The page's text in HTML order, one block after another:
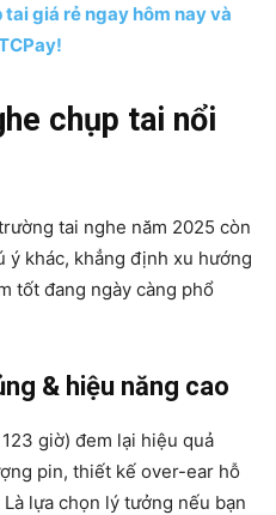
giá rẻ ngay hôm nay và
chụp tai nổi
tai nghe năm 2025 còn
ý khác, khẳng định xu hướng
tốt đang ngày càng phổ
& hiệu năng cao
giờ) đem lại hiệu quả
pin, thiết kế over-ear hỗ
lựa chọn lý tưởng nếu bạn